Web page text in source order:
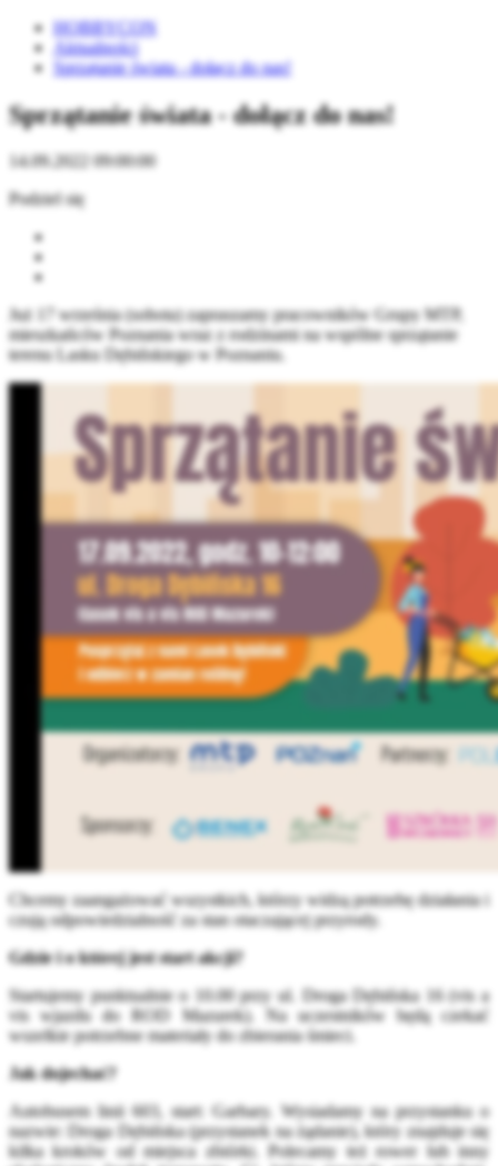
HOBBYCON
Aktualności
Sprzątanie świata - dołącz do nas!
Sprzątanie świata - dołącz do nas!
14.09.2022 09:00:00
Podziel się
Już 17 września (sobota) zapraszamy pracowników Grupy MTP,
mieszkańców Poznania wraz z rodzinami na wspólne sprzątanie
terenu Lasku Dębińskiego w Poznaniu.
Chcemy zaangażować wszystkich, którzy widzą potrzebę działania i
czują odpowiedzialność za stan otaczającej przyrody.
Gdzie i o której jest start akcji?
Startujemy punktualnie o 10.00 przy ul. Droga Dębińska 16 (vis a
vis wjazdu do ROD Mazurek). Na uczestników będą czekać
wszelkie potrzebne materiały do zbierania śmieci.
Jak dojechać?
Autobusem linii 603, start: Garbary. Wysiadamy na przystanku o
nazwie: Droga Dębińska (przystanek na żądanie), który znajduje się
kilka kroków od miejsca zbiórki. Polecamy też rower lub inny